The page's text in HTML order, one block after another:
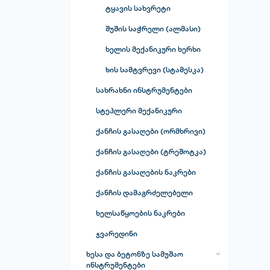
ტყავის სახვრეტი
შუშის საჭრელი (ალმასი)
ხელის მექანიკური ხერხი
ხის სამტვრევი (სტამესკა)
სახრახნი ინსტრუმენტები
ექვსკუთხა სახრახნისი
ნაკრები
ვარსკვლავა სახრახნისები
კაუჭების ნაკრები
მოქლონის პისტოლეტი
საცვლელი სახრახნი პირების
ნაკრები
სახრახნისების ნაკრები
სახრახნისი ბრტყელი პირით
სტეპლერი მექანიკური
ქანჩის გასაღები (ორმხრივი)
ქანჩის გასაღები (ტრეშოტკა)
ქანჩის გასაღების ნაკრები
ქანჩის დამაგრძელებელი
ხელსაწყოების ნაკრები
ჯვარედინი
ხესა და ბეტონზე სამუშაო
ინსტრუმენტები